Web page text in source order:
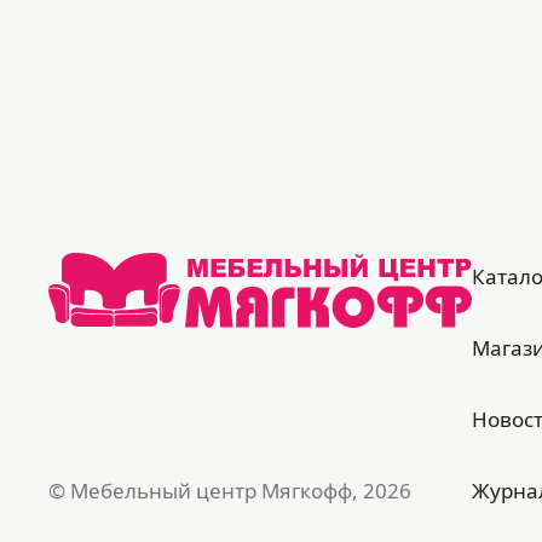
© Мебельный центр Мягкофф, 2026